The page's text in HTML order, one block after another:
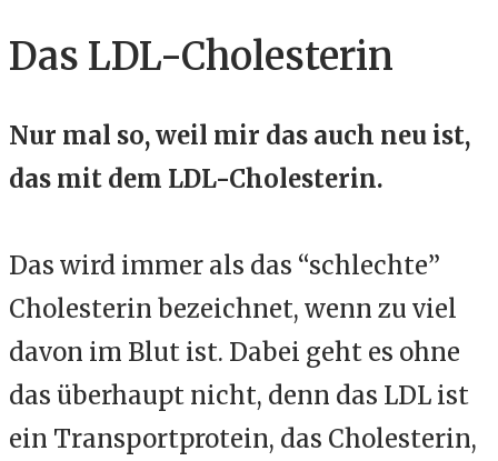
Das LDL-Cholesterin
Nur mal so, weil mir das auch neu ist,
das mit dem LDL-Cholesterin.
Das wird immer als das “schlechte”
Cholesterin bezeichnet, wenn zu viel
davon im Blut ist. Dabei geht es ohne
das überhaupt nicht, denn das LDL ist
ein Transportprotein, das Cholesterin,